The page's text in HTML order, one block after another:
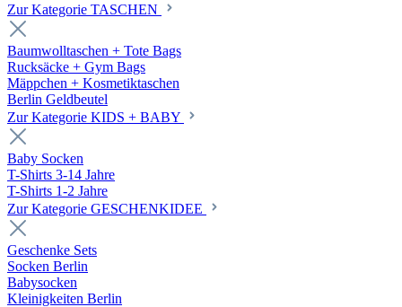
Zur Kategorie TASCHEN
Baumwolltaschen + Tote Bags
Rucksäcke + Gym Bags
Mäppchen + Kosmetiktaschen
Berlin Geldbeutel
Zur Kategorie KIDS + BABY
Baby Socken
T-Shirts 3-14 Jahre
T-Shirts 1-2 Jahre
Zur Kategorie GESCHENKIDEE
Geschenke Sets
Socken Berlin
Babysocken
Kleinigkeiten Berlin